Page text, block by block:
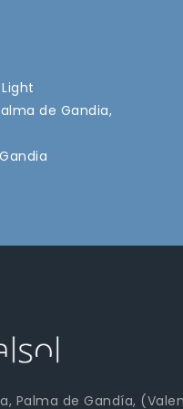
de Gandia,
Palma de Gandía,